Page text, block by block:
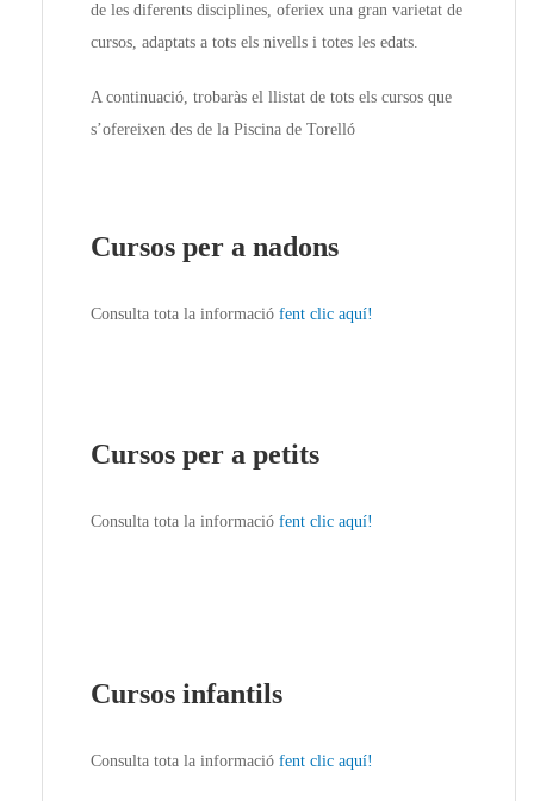
de les diferents disciplines, oferiex una gran varietat de
cursos, adaptats a tots els nivells i totes les edats.
A continuació, trobaràs el llistat de tots els cursos que
s’ofereixen des de la Piscina de Torelló
Cursos per a nadons
Consulta tota la informació fent clic aquí!
Cursos per a petits
Consulta tota la informació fent clic aquí!
Cursos infantils
Consulta tota la informació fent clic aquí!